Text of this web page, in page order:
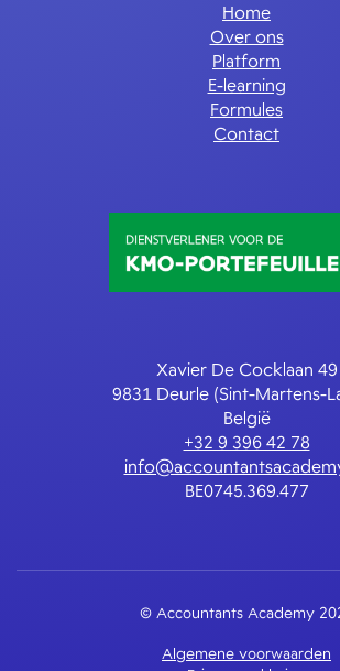
Home
Over ons
Platform
E-learning
Formules
Contact
Xavier De Cocklaan 49
9831 Deurle (Sint-Martens-
België
+32 9 396 42 78
BE0745.369.477
© Accountants Academy
Algemene voorwaarden